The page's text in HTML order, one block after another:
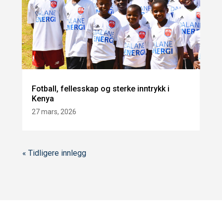
Fotball, fellesskap og sterke inntrykk i
Kenya
27 mars, 2026
« Tidligere innlegg